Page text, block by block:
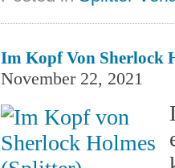
Im Kopf Von Sherlock
November 22, 2021